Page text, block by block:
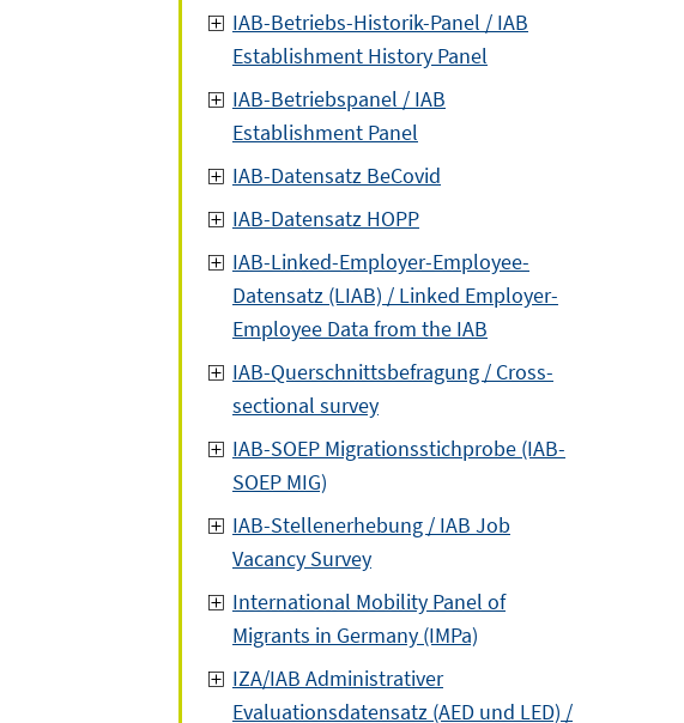
IAB-Betriebs-Historik-Panel / IAB
Establishment History Panel
IAB-Betriebspanel / IAB
Establishment Panel
IAB-Datensatz BeCovid
IAB-Datensatz HOPP
IAB-Linked-Employer-Employee-
Datensatz (LIAB) / Linked Employer-
Employee Data from the IAB
IAB-Querschnittsbefragung / Cross-
sectional survey
IAB-SOEP Migrationsstichprobe (IAB-
SOEP MIG)
IAB-Stellenerhebung / IAB Job
Vacancy Survey
International Mobility Panel of
Migrants in Germany (IMPa)
IZA/IAB Administrativer
Evaluationsdatensatz (AED und LED) /